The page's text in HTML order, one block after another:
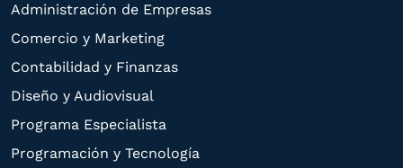
Administración de Empresas
Comercio y Marketing
Contabilidad y Finanzas
Diseño y Audiovisual
Programa Especialista
Programación y Tecnología